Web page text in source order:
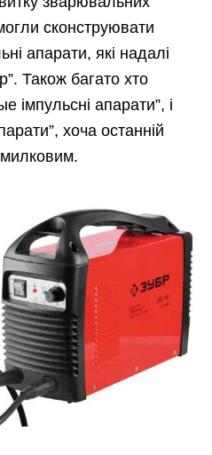
сконструювати
апарати, які надалі
Також багато хто
імпульсні апарати”, і
хоча останній